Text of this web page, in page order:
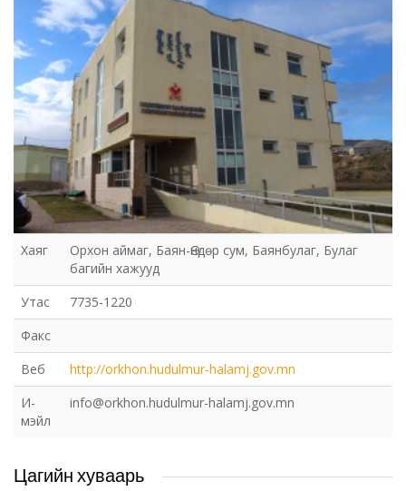
Хөдөлмөр, халамжийн үйлчилгээний газар
Хаяг
Орхон аймаг, Баян-Өндөр сум, Баянбулаг, Булаг
багийн хажууд
Утас
7735-1220
Факс
Веб
http://orkhon.hudulmur-halamj.gov.mn
И-
мэйл
info@orkhon.hudulmur-halamj.gov.mn
Цагийн хуваарь